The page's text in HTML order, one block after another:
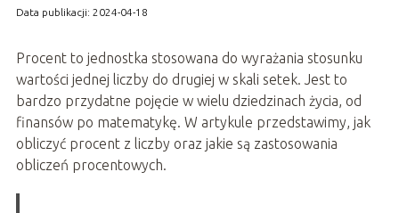
Data publikacji: 2024-04-18
Procent to jednostka stosowana do wyrażania stosunku
wartości jednej liczby do drugiej w skali setek. Jest to
bardzo przydatne pojęcie w wielu dziedzinach życia, od
finansów po matematykę. W artykule przedstawimy, jak
obliczyć procent z liczby oraz jakie są zastosowania
obliczeń procentowych.